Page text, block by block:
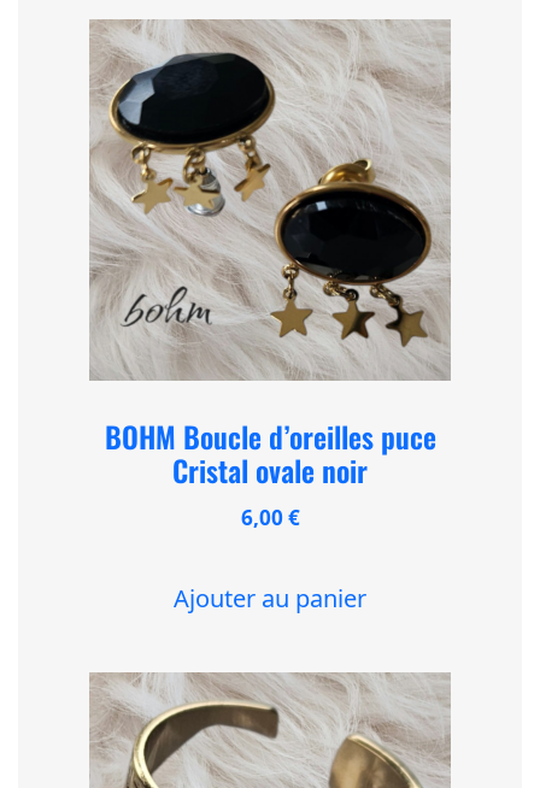
BOHM Boucle d’oreilles puce
Cristal ovale noir
6,00€
Ajouter au panier